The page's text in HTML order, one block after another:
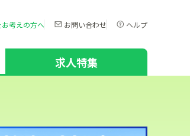
考えの方へ お問い合わせ ヘルプ
求人特集